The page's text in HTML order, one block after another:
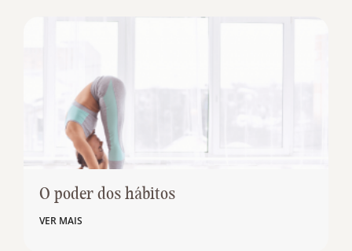
O poder dos hábitos
VER MAIS